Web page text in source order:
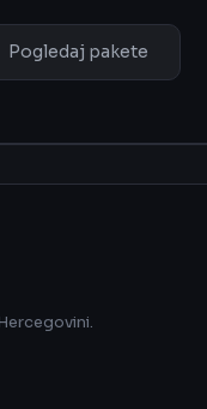
Pogledaj pakete